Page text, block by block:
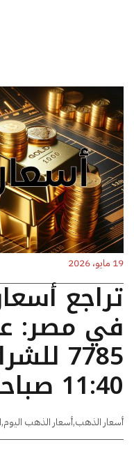
19 مايو، 2026
تراجع
7785
11:40 صباحا
أسعار الذهب,أسعار الذهب اليوم,